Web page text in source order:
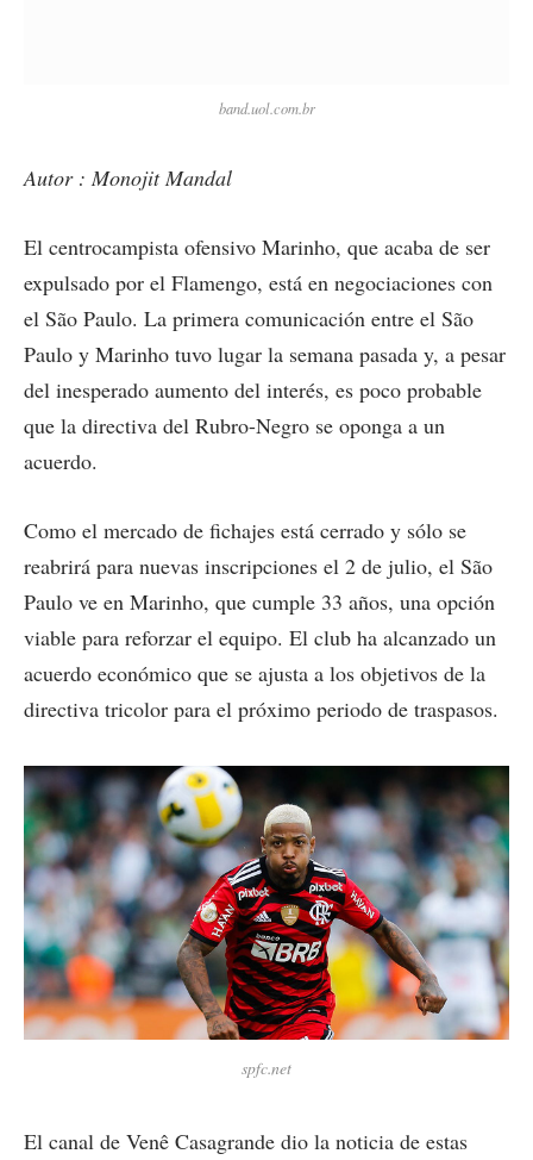
band.uol.com.br
Autor : Monojit Mandal
El centrocampista ofensivo Marinho, que acaba de ser
expulsado por el Flamengo, está en negociaciones con
el São Paulo. La primera comunicación entre el São
Paulo y Marinho tuvo lugar la semana pasada y, a pesar
del inesperado aumento del interés, es poco probable
que la directiva del Rubro-Negro se oponga a un
acuerdo.
Como el mercado de fichajes está cerrado y sólo se
reabrirá para nuevas inscripciones el 2 de julio, el São
Paulo ve en Marinho, que cumple 33 años, una opción
viable para reforzar el equipo. El club ha alcanzado un
acuerdo económico que se ajusta a los objetivos de la
directiva tricolor para el próximo periodo de traspasos.
spfc.net
El canal de Venê Casagrande dio la noticia de estas